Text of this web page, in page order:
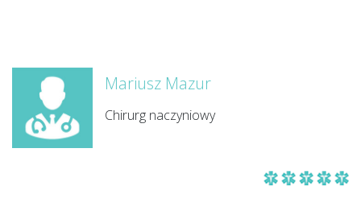
Mariusz Mazur
Chirurg naczyniowy